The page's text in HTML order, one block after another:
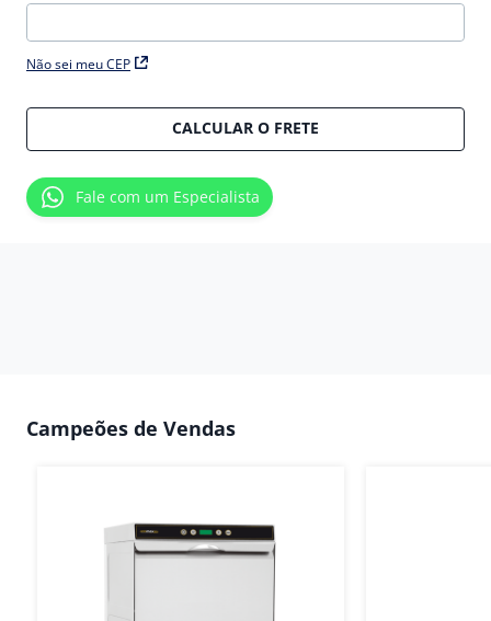
Não sei meu CEP
CALCULAR O FRETE
Fale com um Especialista
Campeões de Vendas